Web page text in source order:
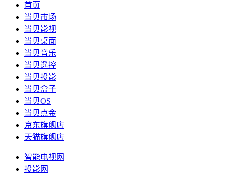
首页
当贝市场
当贝影视
当贝桌面
当贝音乐
当贝遥控
当贝投影
当贝盒子
当贝OS
当贝点金
京东旗舰店
天猫旗舰店
智能电视网
投影网